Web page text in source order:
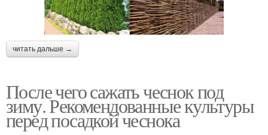
читать дальше →
После чего сажать чеснок под
зиму. Рекомендованные культуры
перед посадкой чеснока